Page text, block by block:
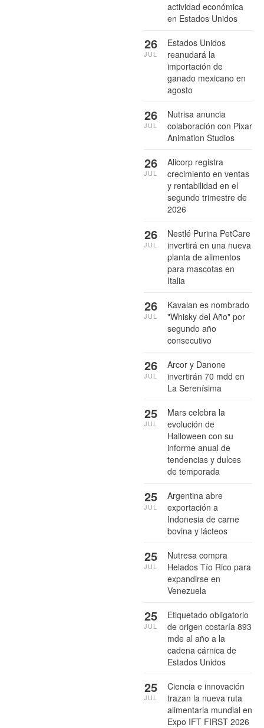
actividad económica
en Estados Unidos
Estados Unidos
reanudará la
importación de
ganado mexicano en
agosto
26
JUL
Nutrisa anuncia
colaboración con Pixar
Animation Studios
26
JUL
Alicorp registra
crecimiento en ventas
y rentabilidad en el
segundo trimestre de
2026
26
JUL
Nestlé Purina PetCare
invertirá en una nueva
planta de alimentos
para mascotas en
Italia
26
JUL
Kavalan es nombrado
"Whisky del Año" por
segundo año
consecutivo
26
JUL
Arcor y Danone
invertirán 70 mdd en
La Serenísima
26
JUL
Mars celebra la
evolución de
Halloween con su
informe anual de
tendencias y dulces
de temporada
25
JUL
Argentina abre
exportación a
Indonesia de carne
bovina y lácteos
25
JUL
Nutresa compra
Helados Tío Rico para
expandirse en
Venezuela
25
JUL
Etiquetado obligatorio
de origen costaría 893
mde al año a la
cadena cárnica de
Estados Unidos
25
JUL
Ciencia e innovación
trazan la nueva ruta
alimentaria mundial en
Expo IFT FIRST 2026
25
JUL